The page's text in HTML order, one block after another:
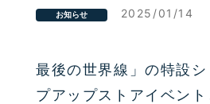
お知らせ 2025/01/14
最後の世界線」の特設
プアップストアイベン